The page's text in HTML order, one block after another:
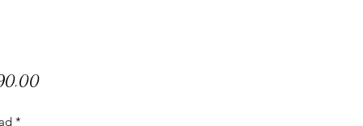
Precio
*